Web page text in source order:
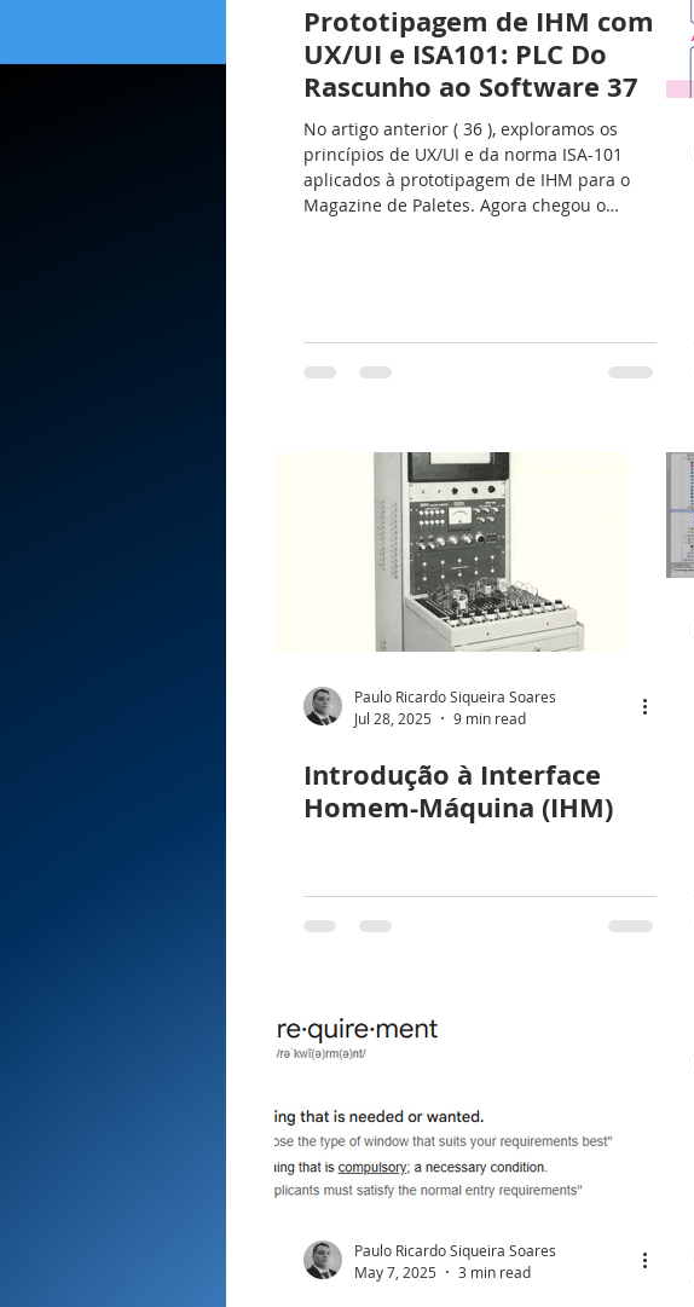
Prototipagem de IHM com
UX/UI e ISA101: PLC Do
Rascunho ao Software 37
No artigo anterior ( 36 ), exploramos os
princípios de UX/UI e da norma ISA-101
aplicados à prototipagem de IHM para o
Magazine de Paletes. Agora chegou o
para quem está acostumado a partir direto
Paulo Ricardo Siqueira Soares
Jul 28, 2025
9 min read
Introdução à Interface
Homem-Máquina (IHM)
Paulo Ricardo Siqueira Soares
May 7, 2025
3 min read